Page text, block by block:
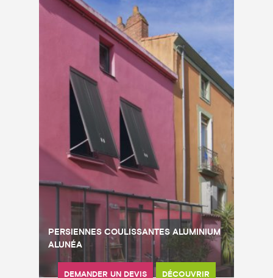
PERSIENNES COULISSANTES ALUMINIUM
ALUNÉA
DEMANDER UN DEVIS DÉCOUVRIR